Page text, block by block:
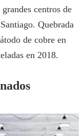
centros de
Quebrada
de cobre en
en 2018.